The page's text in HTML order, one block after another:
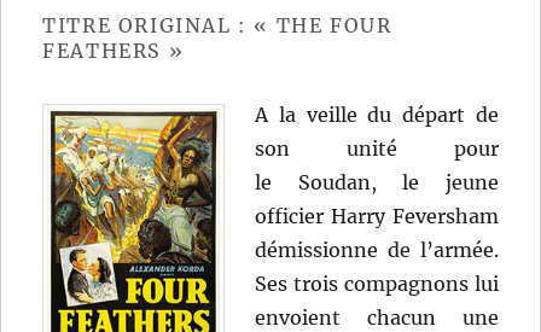
TITRE ORIGINAL : « THE FOUR
FEATHERS »
A la veille du départ de
son unité pour
le Soudan, le jeune
officier Harry Feversham
démissionne de l’armée.
Ses trois compagnons lui
envoient chacun une